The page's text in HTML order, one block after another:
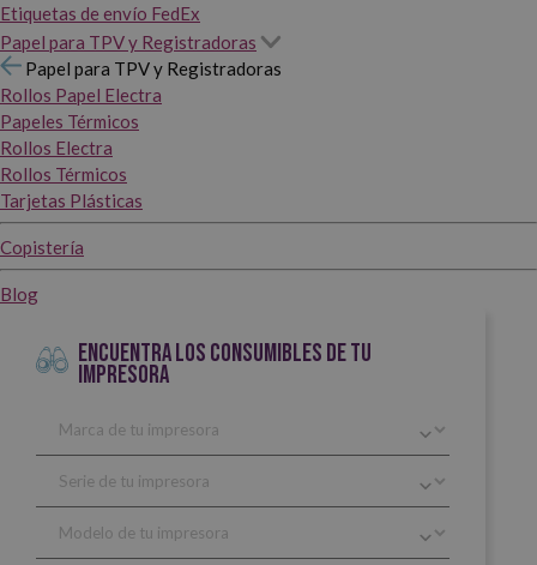
Etiquetas de envío FedEx
Papel para TPV y Registradoras
Papel para TPV y Registradoras
Rollos Papel Electra
Papeles Térmicos
Rollos Electra
Rollos Térmicos
Tarjetas Plásticas
Copistería
Blog
ENCUENTRA LOS CONSUMIBLES DE TU
IMPRESORA